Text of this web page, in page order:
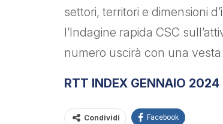
settori, territori e dimensioni
l’Indagine rapida CSC
numero uscirà con una
RTT INDEX GENNAIO 2024
Condividi Facebook